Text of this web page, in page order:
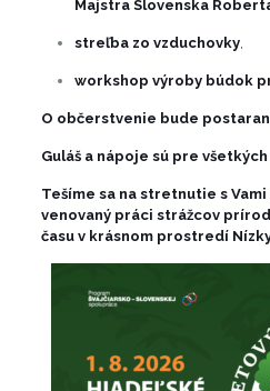
Majstra Slovenska
streľba zo vzduchovky,
workshop výroby búdok
O občerstvenie bude
Guláš a nápoje sú pre
Tešíme sa na stretnutie s
venovaný práci strážcov
času v krásnom prostredí